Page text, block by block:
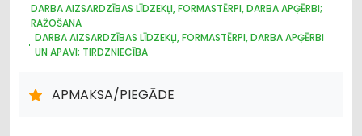
DARBA AIZSARDZĪBAS LĪDZEKĻI, FORMASTĒRPI, DARBA APĢĒRBI;
RAŽOŠANA
DARBA AIZSARDZĪBAS LĪDZEKĻI, FORMASTĒRPI, DARBA APĢĒRBI
UN APAVI; TIRDZNIECĪBA
APĢĒRBI: VAIRUMTIRDZNIECĪBA
APMAKSA/PIEGĀDE